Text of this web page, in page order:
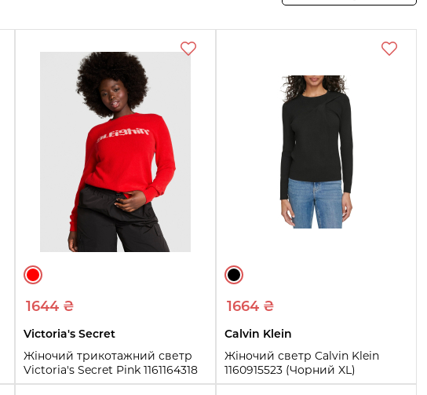
1644 ₴
Victoria's Secret
Жіночий трикотажний светр
Victoria's Secret Pink 1161164318
(Червоний S)
1664 ₴
Calvin Klein
Жіночий светр Calvin Klein
1160915523 (Чорний XL)